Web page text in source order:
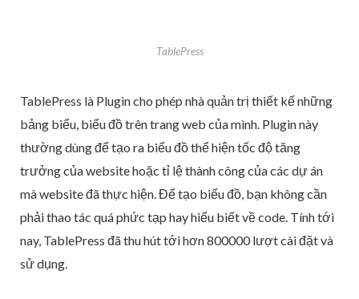
TablePress
TablePress là Plugin cho phép nhà quản trị thiết kế những
bảng biểu, biểu đồ trên trang web của mình. Plugin này
thường dùng để tạo ra biểu đồ thể hiện tốc độ tăng
trưởng của website hoặc tỉ lệ thành công của các dự án
mà website đã thực hiện. Để tạo biểu đồ, bạn không cần
phải thao tác quá phức tạp hay hiểu biết về code. Tính tới
nay, TablePress đã thu hút tới hơn 800000 lượt cài đặt và
sử dụng.